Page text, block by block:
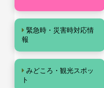
緊急時・災害時対応情
報
みどころ・観光スポッ
ト